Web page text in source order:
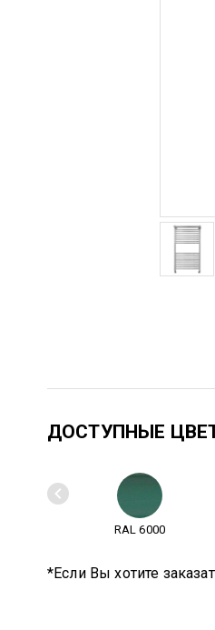
ДОСТУПНЫЕ
RAL 6000
*Если Вы хотите